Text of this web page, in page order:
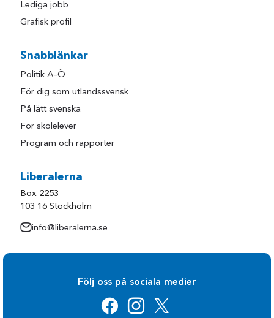
Lediga jobb
Grafisk profil
Snabblänkar
Politik A-Ö
För dig som utlandssvensk
På lätt svenska
För skolelever
Program och rapporter
Liberalerna
Box 2253
103 16 Stockholm
info@liberalerna.se
Följ oss på sociala medier